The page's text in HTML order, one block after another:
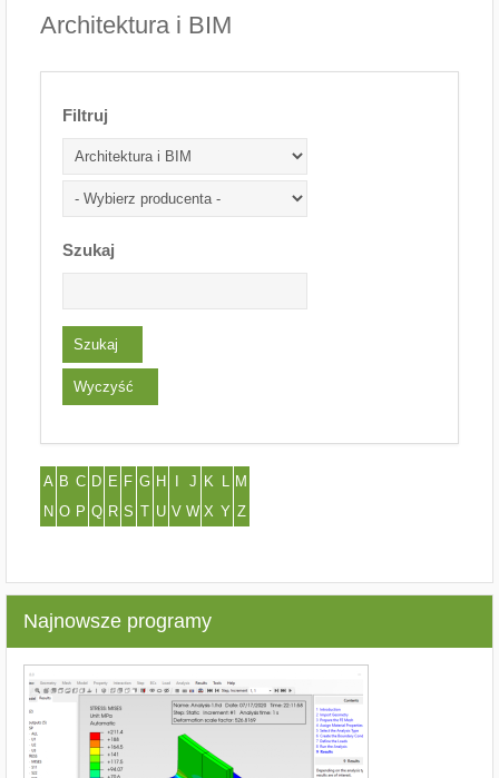
Architektura i BIM
Filtruj
Szukaj
A B C D E F G H J K
M
N O P Q R S T U V W X Y Z
Najnowsze programy